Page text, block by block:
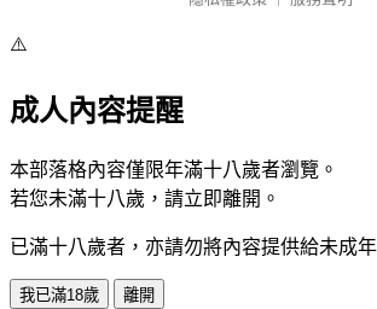
⚠️
成人內容提醒
本部落格內容僅限年滿十八歲者瀏覽。
若您未滿十八歲，請立即離開。
已滿十八歲者，亦請勿將內容提供給未成年
我已滿18歲 離開